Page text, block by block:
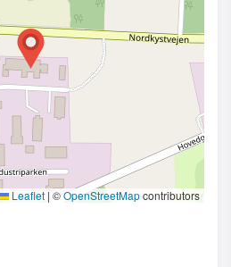
Leaflet | ©OpenStreetMapcontributors